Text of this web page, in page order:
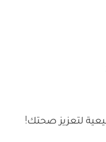
لتعزيز صحتك!